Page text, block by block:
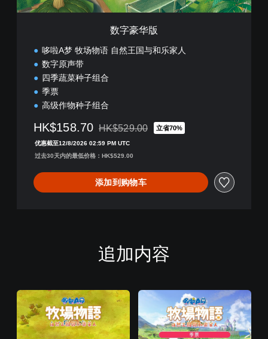
数字豪华版
哆啦A梦 牧场物语 自然王国与和乐家人
数字原声带
四季蔬菜种子组合
季票
高级作物种子组合
HK$158.70 从原价HK$529.00折扣优惠
HK$529.00 立省70%
优惠截至12/8/2026 02:59 PM UTC
过去30天内的最低价格：HK$529.00
添加到购物车
追加内容